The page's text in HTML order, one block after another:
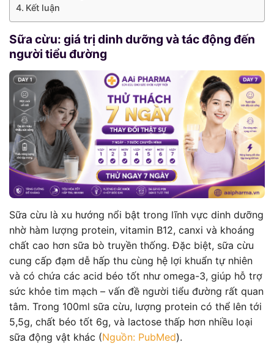
Kết luận
Sữa cừu: giá trị dinh dưỡng và tác động đến
người tiểu đường
Sữa cừu là xu hướng nổi bật trong lĩnh vực dinh dưỡng
nhờ hàm lượng protein, vitamin B12, canxi và khoáng
chất cao hơn sữa bò truyền thống. Đặc biệt, sữa cừu
cung cấp đạm dễ hấp thu cùng hệ lợi khuẩn tự nhiên
và có chứa các acid béo tốt như omega-3, giúp hỗ trợ
sức khỏe tim mạch – vấn đề người tiểu đường rất quan
tâm. Trong 100ml sữa cừu, lượng protein có thể lên tới
5,5g, chất béo tốt 6g, và lactose thấp hơn nhiều loại
sữa động vật khác (Nguồn: PubMed).